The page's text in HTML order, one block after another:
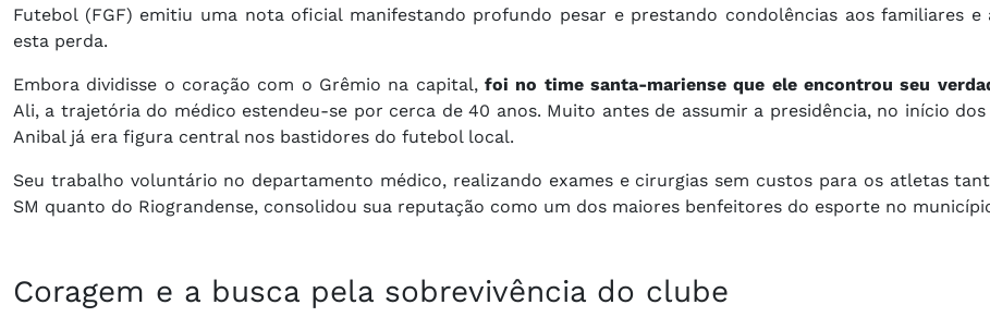
Futebol (FGF) emitiu uma nota oficial manifestando profundo pesar e prestando condolências aos familiares e
esta perda.
Embora dividisse o coração com o Grêmio na capital, foi no time santa-mariense que ele encontrou seu
Ali, a trajetória do médico estendeu-se por cerca de 40 anos. Muito antes de assumir a presidência, no início dos
Anibal já era figura central nos bastidores do futebol local.
Seu trabalho voluntário no departamento médico, realizando exames e cirurgias sem custos para os atletas
SM quanto do Riograndense, consolidou sua reputação como um dos maiores benfeitores do esporte no
Coragem e a busca pela sobrevivência do clube